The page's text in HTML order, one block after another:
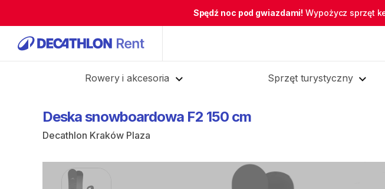
Spędź noc pod gwiazdami! Wypożycz sprzęt
Rowery i akcesoria Sprzęt turystyczny
Deskasnowboardowa F2 150 cm
Decathlon Kraków Plaza